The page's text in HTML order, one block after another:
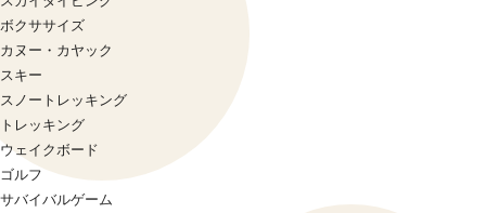
ボクササイズ
カヌー・カヤック
スキー
スノートレッキング
トレッキング
ウェイクボード
ゴルフ
サバイバルゲーム